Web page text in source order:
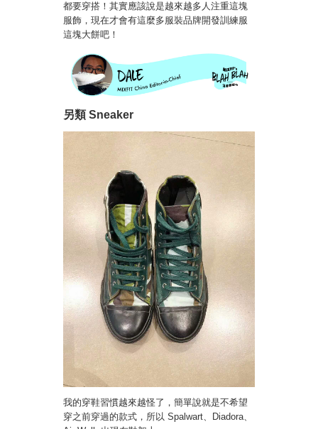
都要穿搭！其實應該說是越來越多人注重這塊
服飾，現在才會有這麼多服裝品牌開發訓練服
這塊大餅吧！
另類 Sneaker
我的穿鞋習慣越來越怪了，簡單說就是不希望
穿之前穿過的款式，所以 Spalwart、Diadora、